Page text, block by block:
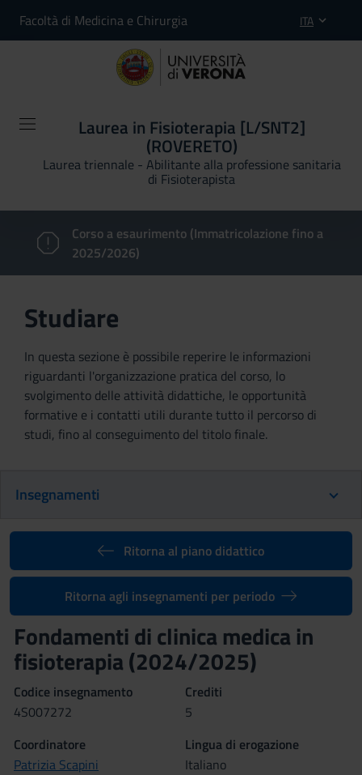
Facoltà di Medicina e Chirurgia ITA
Laurea in Fisioterapia [L/SNT2]
(ROVERETO)
Laurea triennale - Abilitante alla professione sanitaria
di Fisioterapista
Corso a esaurimento (Immatricolazione fino a
2025/2026)
Studiare
In questa sezione è possibile reperire le informazioni
riguardanti l'organizzazione pratica del corso, lo
svolgimento delle attività didattiche, le opportunità
formative e i contatti utili durante tutto il percorso di
studi, fino al conseguimento del titolo finale.
Insegnamenti
Ritorna al piano didattico
Ritorna agli insegnamenti per periodo
Fondamenti di clinica medica in
fisioterapia (2024/2025)
Codice insegnamento
4S007272
Crediti
5
Coordinatore
Patrizia Scapini
Lingua di erogazione
Italiano